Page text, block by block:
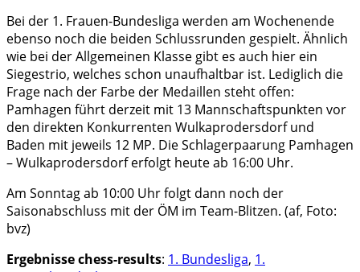
Bei der 1. Frauen-Bundesliga werden am Wochenende
ebenso noch die beiden Schlussrunden gespielt. Ähnlich
wie bei der Allgemeinen Klasse gibt es auch hier ein
Siegestrio, welches schon unaufhaltbar ist. Lediglich die
Frage nach der Farbe der Medaillen steht offen:
Pamhagen führt derzeit mit 13 Mannschaftspunkten vor
den direkten Konkurrenten Wulkaprodersdorf und
Baden mit jeweils 12 MP. Die Schlagerpaarung Pamhagen
– Wulkaprodersdorf erfolgt heute ab 16:00 Uhr.
Am Sonntag ab 10:00 Uhr folgt dann noch der
Saisonabschluss mit der ÖM im Team-Blitzen. (af, Foto:
bvz)
Ergebnisse chess-results: 1. Bundesliga, 1.